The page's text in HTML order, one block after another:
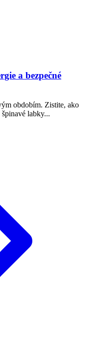
a bezpečné
obdobím. Zistite, ako
labky...